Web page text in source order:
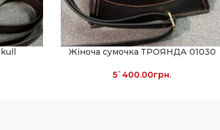
Жіноча сумочка ТРОЯНДА 01030
5`400.00грн.